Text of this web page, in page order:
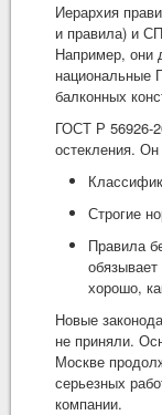
Иерархия
и правила) и
Например, они
национальные
балконных
ГОСТ Р 56926-
остекления.
Строгие
Правила
хорошо,
Новые
не приняли.
Москве
серьезных
компании.